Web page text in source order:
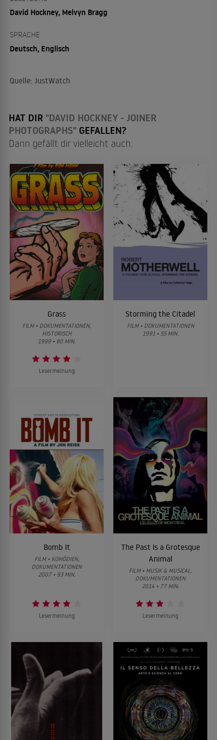
David Hockney, Melvyn Bragg
SPRACHE
Deutsch, Englisch
Quelle: JustWatch
HAT DIR "DAVID HOCKNEY - JOINER
PHOTOGRAPHS" GEFALLEN?
Dann gefällt dir vielleicht auch:
Grass
FILM • DOKUMENTATIONEN,
HISTORISCH
1999 • 80 MIN.
Lesermeinung
Storming the Citadel
FILM • DOKUMENTATIONEN
1991 • 55 MIN.
Bomb It
FILM • KOMÖDIEN,
DOKUMENTATIONEN
2007 • 93 MIN.
Lesermeinung
The Past Is a Grotesque
Animal
FILM • MUSIK & MUSICAL,
DOKUMENTATIONEN
2014 • 77 MIN.
Lesermeinung